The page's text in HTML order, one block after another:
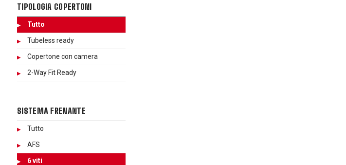
TIPOLOGIA COPERTONI
Tutto
Tubeless ready
Copertone con camera
2-Way Fit Ready
SISTEMA FRENANTE
Tutto
AFS
6 viti